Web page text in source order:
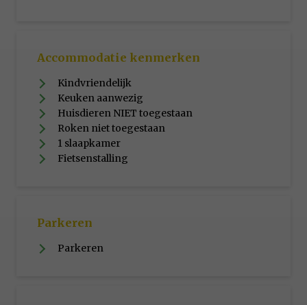
Accommodatie kenmerken
Kindvriendelijk
Keuken aanwezig
Huisdieren NIET toegestaan
Roken niet toegestaan
1 slaapkamer
Fietsenstalling
Parkeren
Parkeren